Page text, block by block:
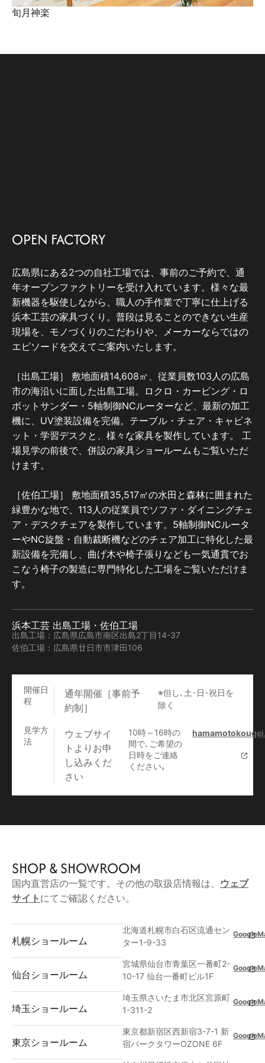
旬月神楽
OPEN FACTORY
広島県にある2つの自社工場では、事前のご予約で、通
年オープンファクトリーを受け入れています。様々な最
新機器を駆使しながら、職人の手作業で丁寧に仕上げる
浜本工芸の家具づくり。普段は見ることのできない生産
現場を、モノづくりのこだわりや、メーカーならではの
エピソードを交えてご案内いたします。
［出島工場］ 敷地面積14,608㎡、従業員数103人の広島
市の海沿いに面した出島工場。ロクロ・カービング・ロ
ボットサンダー・5軸制御NCルーターなど、最新の加工
機に、UV塗装設備を完備。テーブル・チェア・キャビネ
ット・学習デスクと、様々な家具を製作しています。 工
場見学の前後で、併設の家具ショールームもご覧いただ
けます。
［佐伯工場］ 敷地面積35,517㎡の水田と森林に囲まれた
緑豊かな地で、113人の従業員でソファ・ダイニングチェ
ア・デスクチェアを製作しています。5軸制御NCルータ
ーやNC旋盤・自動裁断機などのチェア加工に特化した最
新設備を完備し、曲げ木や椅子張りなども一気通貫でお
こなう椅子の製造に専門特化した工場をご覧いただけま
す。
浜本工芸 出島工場・佐伯工場
出島工場：広島県広島市南区出島2丁目14-37
佐伯工場：広島県廿日市市津田106
開催日
程
通年開催［事前予
約制］
※但し､土･日･祝日を
除く
見学方
法
ウェブサイ
トよりお申
し込みくだ
さい
10時～16時の
間で､ご希望の
日時をご連絡
ください｡
SHOP & SHOWROOM
国内直営店の一覧です。その他の取扱店情報は、 ウェブ
サイト にてご確認ください。
札幌ショールーム
北海道札幌市白石区流通セン
ター1-9-33
仙台ショールーム
宮城県仙台市青葉区一番町2-
10-17 仙台一番町ビル1F
埼玉ショールーム
埼玉県さいたま市北区宮原町
1-311-2
東京ショールーム
東京都新宿区西新宿3-7-1 新
宿パークタワーOZONE 6F